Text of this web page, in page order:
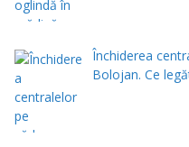
Închiderea
Bolojan. Ce